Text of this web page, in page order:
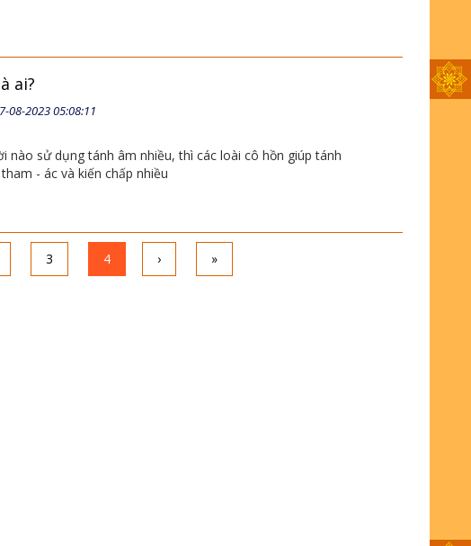
ai?
08-2023 05:08:11
nào sử dụng tánh âm nhiều, thì các loài cô hồn giúp tánh
- ác và kiến chấp nhiều
3 4 › »